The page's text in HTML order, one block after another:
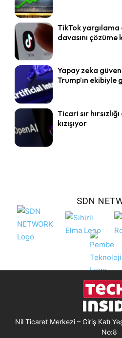
TikTok
davasını
Yapay zeka
Trump’ın ekibiyle
Ticari sır
kızışıyor
SDN
Nil Ticaret Merkezi – Giriş Katı
No:8